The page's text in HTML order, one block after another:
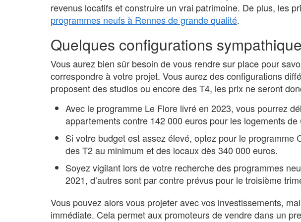
revenus locatifs et construire un vrai patrimoine. De plus, les
programmes neufs à Rennes de grande qualité.
Quelques configurations
Vous aurez bien sûr besoin de vous rendre sur place pour
correspondre à votre projet. Vous aurez des configurations
proposent des studios ou encore des T4, les prix ne seront
Avec le programme Le Flore livré en 2023, vous pourrez
appartements contre 142 000 euros pour les logements de
Si votre budget est assez élevé, optez pour le programme
des T2 au minimum et des locaux dès 340 000 euros.
Soyez vigilant lors de votre recherche des programmes
2021, d’autres sont par contre prévus pour le troisième
Vous pouvez alors vous projeter avec vos investissements,
immédiate. Cela permet aux promoteurs de vendre dans un